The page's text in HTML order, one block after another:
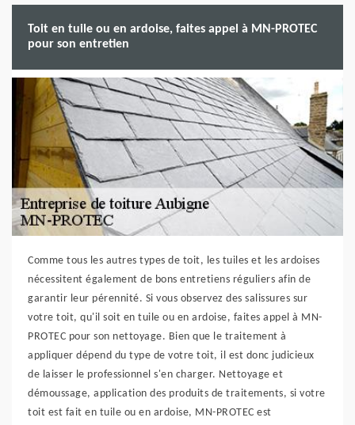
Toit en tuile ou en ardoise, faites appel à MN-PROTEC
pour son entretien
Comme tous les autres types de toit, les tuiles et les ardoises
nécessitent également de bons entretiens réguliers afin de
garantir leur pérennité. Si vous observez des salissures sur
votre toit, qu'il soit en tuile ou en ardoise, faites appel à MN-
PROTEC pour son nettoyage. Bien que le traitement à
appliquer dépend du type de votre toit, il est donc judicieux
de laisser le professionnel s'en charger. Nettoyage et
démoussage, application des produits de traitements, si votre
toit est fait en tuile ou en ardoise, MN-PROTEC est